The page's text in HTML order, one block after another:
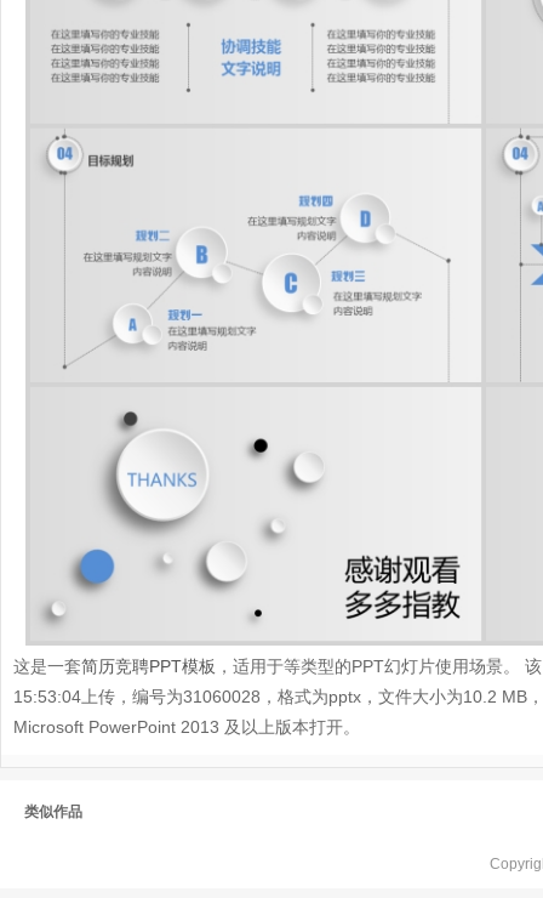
这是一套简历竞聘PPT模板 ，适用于等类型的PPT幻灯片使用场景。
15:53:04上传，编号为31060028，格式为pptx，文件大小为10.2 MB
Microsoft PowerPoint 2013 及以上版本打开。
类似作品